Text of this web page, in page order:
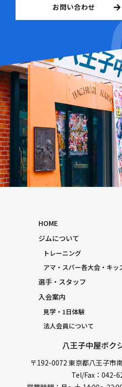
お問い合わせ
八王子中屋ボク
〒192-0072 東京都八王子市
Tel/Fax：042-
HOME
ジムについて
トレーニング
アマ・スパー各大会・キッ
選手・スタッフ
入会案内
見学・1日体験
法人会員について